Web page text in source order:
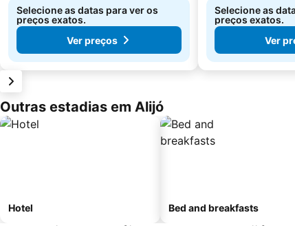
Selecione as datas para ver os
preços exatos.
Ver preços
Selecione as
preços exatos.
Ver
Outras estadias em Alijó
Hotel Bed and breakfasts